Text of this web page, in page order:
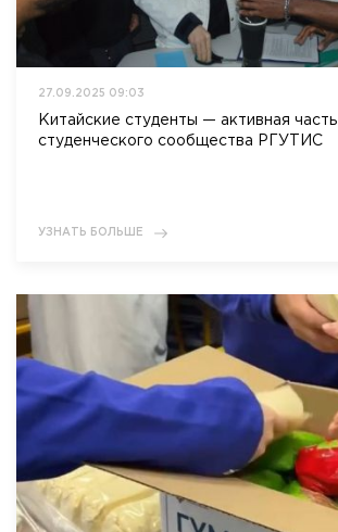
27.09.2025 09:03
Китайские студенты — активная часть
студенческого сообщества РГУТИС
УЗНАТЬ БОЛЬШЕ